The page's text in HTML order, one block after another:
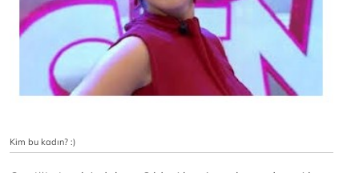
Kim bu kadın? :)